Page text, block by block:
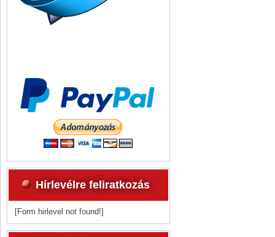
Hírlevélre feliratkozás
[Form hirlevel not found!]